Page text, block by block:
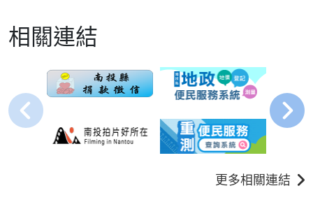
相關連結
更多相關連結